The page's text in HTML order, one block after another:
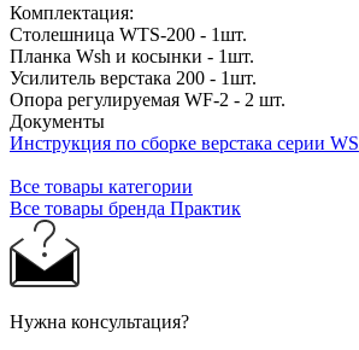
Комплектация:
Столешница WTS-200 - 1шт.
Планка Wsh и косынки - 1шт.
Усилитель верстака 200 - 1шт.
Опора регулируемая WF-2 - 2 шт.
Документы
Инструкция по сборке верстака серии WS
Все товары категории
Все товары бренда Практик
Нужна консультация?